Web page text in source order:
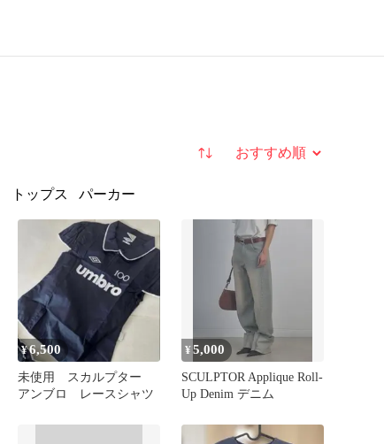
並び替え
トップス パーカー
¥6,500
未使用 スカルプター
アンブロ レースシャツ
¥5,000
SCULPTOR Applique Roll-
Up Denim デニム